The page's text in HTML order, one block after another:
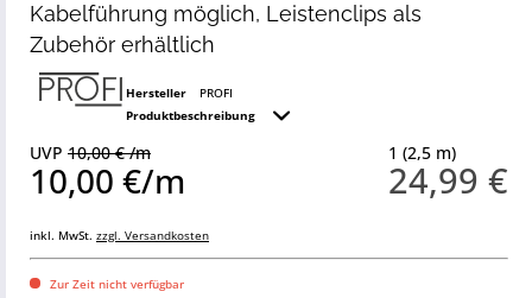
Kabelführung möglich, Leistenclips als
Zubehör erhältlich
Hersteller
PROFI
Produktbeschreibung
1 (2,5 m)
24,99 €
UVP 10,00 € /m
10,00 €/m
inkl. MwSt. zzgl. Versandkosten
Zur Zeit nicht verfügbar